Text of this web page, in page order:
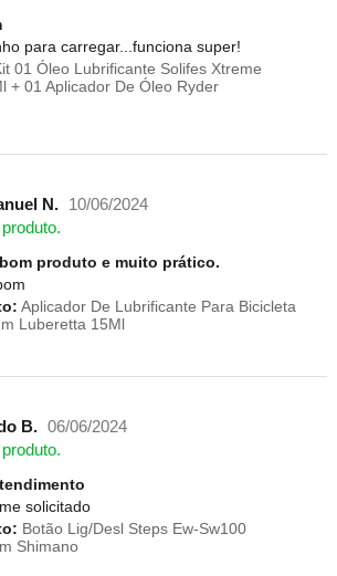
para carregar...funciona super!
01 Óleo Lubrificante Solifes Xtreme
+ 01 Aplicador De Óleo Ryder
N.
10/06/2024
produto e muito prático.
Aplicador De Lubrificante Para Bicicleta
Luberetta 15Ml
B. 06/06/2024
solicitado
Botão Lig/Desl Steps Ew-Sw100
Shimano